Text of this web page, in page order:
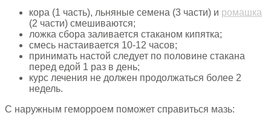
кора (1 часть), льняные семена (3 части) и ромашка
(2 части) смешиваются;
ложка сбора заливается стаканом кипятка;
смесь настаивается 10-12 часов;
принимать настой следует по половине стакана
перед едой 1 раз в день;
курс лечения не должен продолжаться более 2
недель.
С наружным геморроем поможет справиться мазь: